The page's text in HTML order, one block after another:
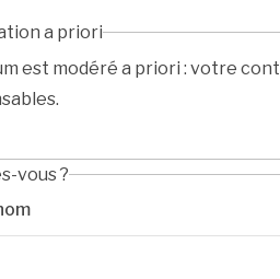
a priori
est modéré a priori : votre
vous ?